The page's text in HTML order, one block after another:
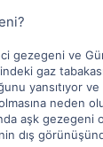
gezegeni ve
gaz
yansıtıyor
neden
aşk gezegeni
dış